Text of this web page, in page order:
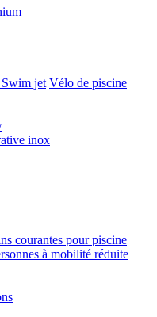
Swim jet Vélo de piscine
inox
courantes pour piscine
à mobilité réduite